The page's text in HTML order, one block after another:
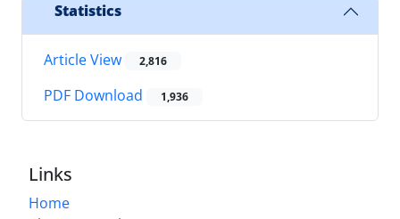
Statistics
Article View 2,816
PDF Download 1,936
Links
Home